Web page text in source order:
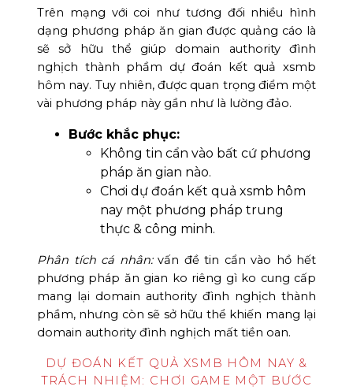
Trên mạng với coi như tương đối nhiều hình
dạng phương pháp ăn gian được quảng cáo là
sẽ sở hữu thể giúp domain authority đình
nghịch thành phầm dự đoán kết quả xsmb
hôm nay. Tuy nhiên, được quan trọng điểm một
vài phương pháp này gần như là lường đảo.
Bước khắc phục:
Không tin cẩn vào bất cứ phương
pháp ăn gian nào.
Chơi dự đoán kết quả xsmb hôm
nay một phương pháp trung
thực & công minh.
Phân tích cá nhân:vấn đề tin cẩn vào hồ hết
phương pháp ăn gian ko riêng gì ko cung cấp
mang lại domain authority đình nghịch thành
phầm, nhưng còn sẽ sở hữu thể khiến mang lại
domain authority đình nghịch mất tiền oan.
DỰ ĐOÁN KẾT QUẢ XSMB HÔM NAY &
TRÁCH NHIỆM: CHƠI GAME MỘT BƯỚC